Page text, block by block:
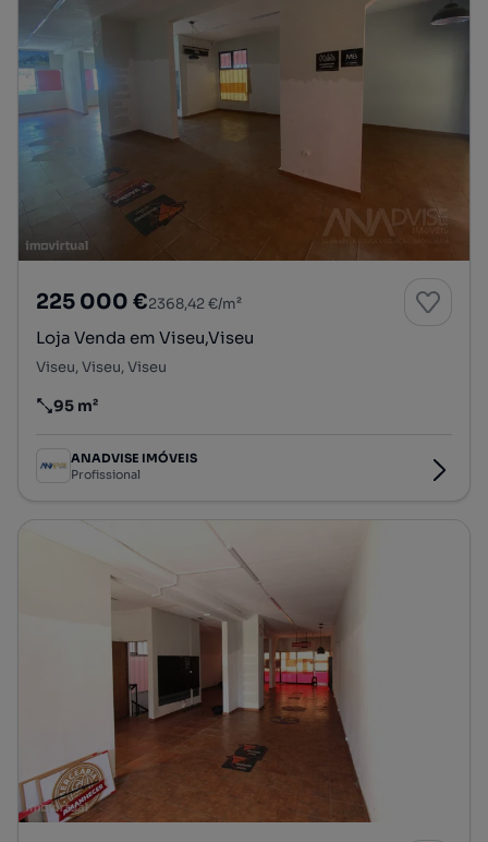
225 000 €2368,42 €/m²
Loja Venda em Viseu,Viseu
Viseu, Viseu, Viseu
Preço por metro quadrado
95 m²
ANADVISE IMÓVEIS
Profissional